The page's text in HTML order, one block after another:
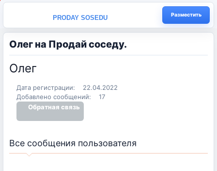
PRODAY SOSEDU Разместить
Олег на Продай соседу.
Олег
Дата регистрации:
22.04.2022
Добавлено сообщений:
17
Обратная связь
Все сообщения пользователя